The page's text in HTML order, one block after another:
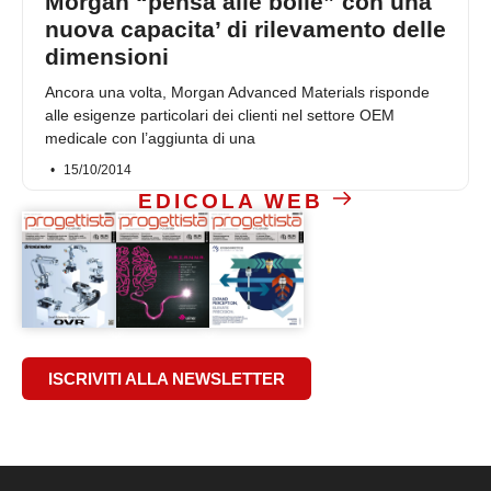
nuova capacita’ di rilevamento delle
dimensioni
Ancora una volta, Morgan Advanced Materials risponde
alle esigenze particolari dei clienti nel settore OEM
medicale con l’aggiunta di una
15/10/2014
EDICOLA WEB
ISCRIVITI ALLA NEWSLETTER